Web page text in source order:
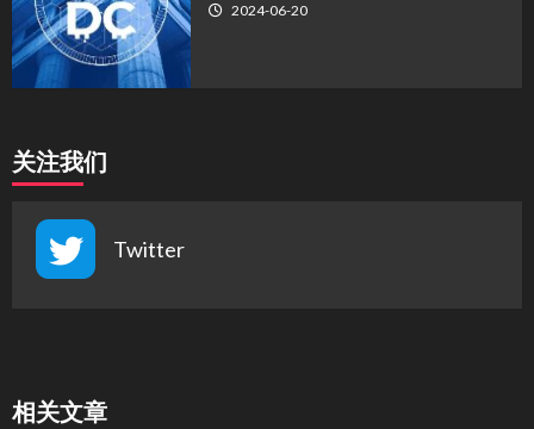
2024-06-20
关注我们
Twitter
相关文章